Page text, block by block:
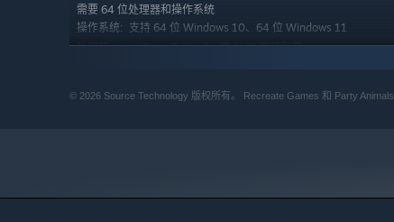
需要 64 位处理器和操作系统
操作系统: 支持 64 位 Windows 10、64 位 Windows 11
处理器: Intel Core i5 7500K 或 AMD 同等配置
NVIDIA GTX 1060 或 AMD RX 580, 4GB VRam
© 2026 Source Technology 版权所有。 Recreate Games 和 Party